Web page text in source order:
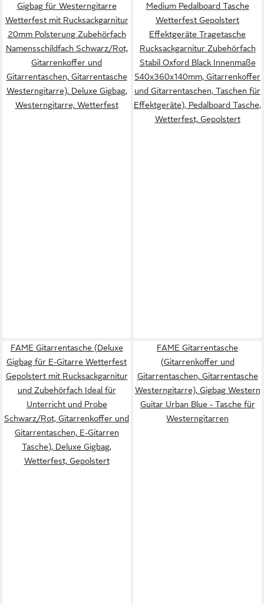
Gigbag für Westerngitarre
Wetterfest mit Rucksackgarnitur
20mm Polsterung Zubehörfach
Namensschildfach Schwarz/Rot,
Gitarrenkoffer und
Gitarrentaschen, Gitarrentasche
Westerngitarre), Deluxe Gigbag,
Westerngitarre, Wetterfest
Medium Pedalboard Tasche
Wetterfest Gepolstert
Effektgeräte Tragetasche
Rucksackgarnitur Zubehörfach
Stabil Oxford Black Innenmaße
540x360x140mm, Gitarrenkoffer
und Gitarrentaschen, Taschen für
Effektgeräte), Pedalboard Tasche,
Wetterfest, Gepolstert
FAME Gitarrentasche (Deluxe
Gigbag für E-Gitarre Wetterfest
Gepolstert mit Rucksackgarnitur
und Zubehörfach Ideal für
Unterricht und Probe
Schwarz/Rot, Gitarrenkoffer und
Gitarrentaschen, E-Gitarren
Tasche), Deluxe Gigbag,
Wetterfest, Gepolstert
FAME Gitarrentasche
(Gitarrenkoffer und
Gitarrentaschen, Gitarrentasche
Westerngitarre), Gigbag Western
Guitar Urban Blue - Tasche für
Westerngitarren